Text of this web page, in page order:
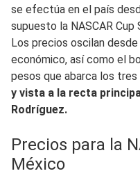
se efectúa en el país
supuesto la NASCAR Cup
Los precios oscilan
económico, así como el
pesos que abarca los
y vista a la recta
Rodríguez.
Precios para la
México